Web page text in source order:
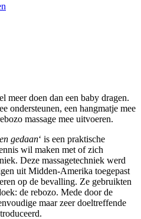
meer doen dan een baby dragen.
ondersteunen, een hangmatje mee
massage mee uitvoeren.
gedaan‘ is een praktische
wil maken met of zich
Deze massagetechniek werd
uit Midden-Amerika toegepast
op de bevalling. Ze gebruikten
de rebozo. Mede door de
maar zeer doeltreffende